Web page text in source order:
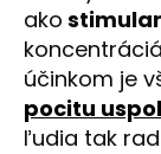
ako
účinkom je
pocitu
ľudia tak